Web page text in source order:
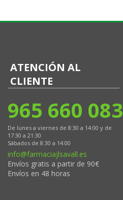
ATENCIÓN AL
CLIENTE
965 660 083
De lunes a viernes de 8:30 a 14:00 y de
17:30 a 21:30
Sábados de 8:30 a 14:00
info@farmaciajlsavall.es
Envíos gratis a partir de 90€
Envíos en 48 horas